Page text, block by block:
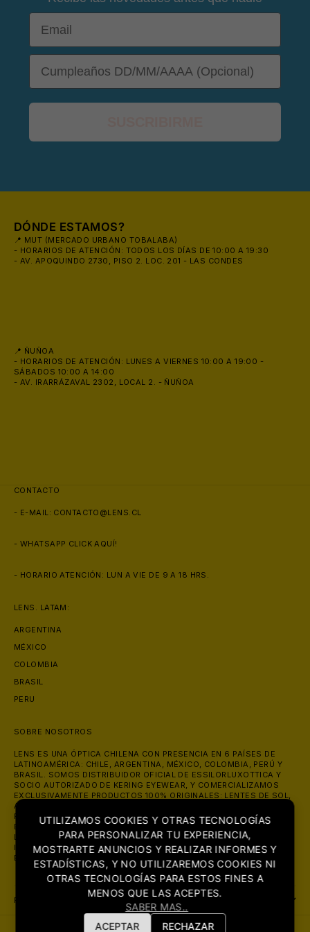
Email
DOB
DÓNDE ESTAMOS?
📍 MUT (MERCADO URBANO TOBALABA)
- HORARIOS DE ATENCIÓN: TODOS LOS DÍAS DE 10:00 A 19:30
- AV. APOQUINDO 2730, PISO 2. LOC. 201 - LAS CONDES
📍 ÑUÑOA
- HORARIOS DE ATENCIÓN: LUNES A VIERNES 10:00 A 19:00 -
SÁBADOS 10:00 A 14:00
- AV. IRARRÁZAVAL 2302, LOCAL 2. - ÑUÑOA
CONTACTO
- E-MAIL: CONTACTO@LENS.CL
- WHATSAPP CLICK AQUÍ!
- HORARIO ATENCIÓN: LUN A VIE DE 9 A 18 HRS.
LENS. LATAM:
ARGENTINA
MÉXICO
COLOMBIA
BRASIL
PERU
SOBRE NOSOTROS
LENS ES UNA ÓPTICA CHILENA CON PRESENCIA EN 6 PAÍSES DE
LATINOAMÉRICA: CHILE, ARGENTINA, MÉXICO, COLOMBIA, PERÚ Y
BRASIL. SOMOS DISTRIBUIDOR OFICIAL DE ESSILORLUXOTTICA Y
SOCIO AUTORIZADO DE KERING EYEWEAR, Y COMERCIALIZAMOS
EXCLUSIVAMENTE PRODUCTOS 100% ORIGINALES: LENTES DE SOL,
ANTEOJOS ÓPTICOS Y LENTES DE CONTACTO DE MARCAS COMO
RAY-BAN, OAKLEY, PRADA, GUCCI Y VERSACE. ATENDEMOS ONLINE
EN LENS.CL CON ENVÍO A TODO CHILE, Y EN NUESTRAS TIENDAS DE
LAS CONDES (MUT, AV. APOQUINDO 2730) Y ÑUÑOA (AV.
IRARRÁZAVAL 2302), CON MÁS DE 700 RESEÑAS Y 4.8 ESTRELLAS
EN GOOGLE.
POLITICAS:
UTILIZAMOS COOKIES Y OTRAS TECNOLOGÍAS
PARA PERSONALIZAR TU EXPERIENCIA,
MOSTRARTE ANUNCIOS Y REALIZAR INFORMES Y
ESTADÍSTICAS, Y NO UTILIZAREMOS COOKIES NI
OTRAS TECNOLOGÍAS PARA ESTOS FINES A
MENOS QUE LAS ACEPTES.
SABER MAS..
ACEPTAR
RECHAZAR
⛱️
😎